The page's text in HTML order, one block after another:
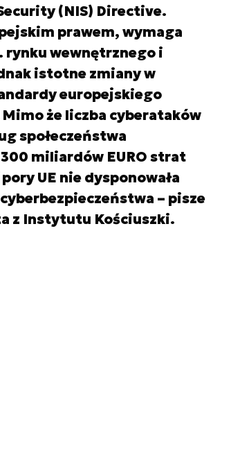
(NIS) Directive.
prawem, wymaga
rynku wewnętrznego i
istotne zmiany w
europejskiego
że liczba cyberataków
społeczeństwa
miliardów EURO strat
UE nie dysponowała
– pisze
z Instytutu Kościuszki.